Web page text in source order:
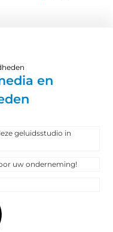
en
geluidsstudio in
uw onderneming!